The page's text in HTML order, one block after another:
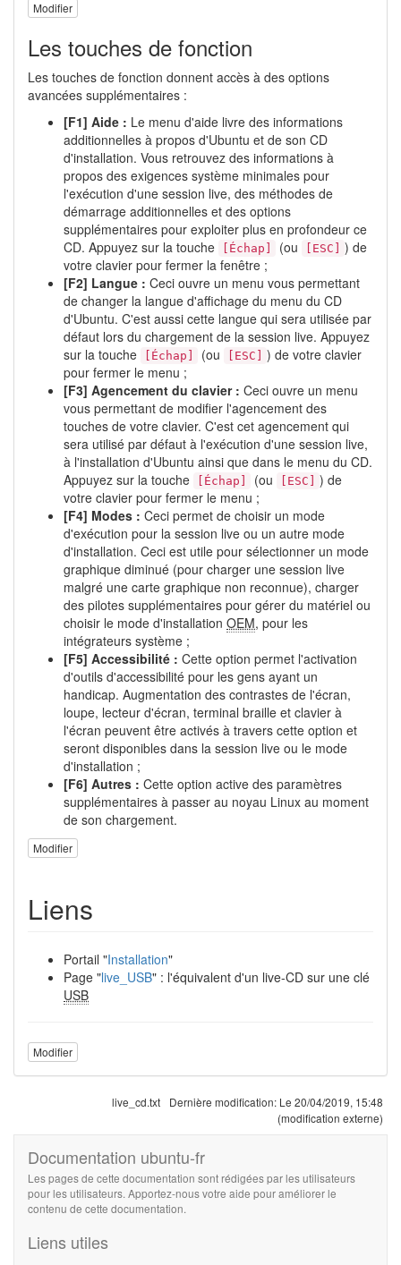
Modifier
Les touches de fonction
Les touches de fonction donnent accès à des options
avancées supplémentaires :
[F1] Aide : Le menu d'aide livre des informations
additionnelles à propos d'Ubuntu et de son CD
d'installation. Vous retrouvez des informations à
propos des exigences système minimales pour
l'exécution d'une session live, des méthodes de
démarrage additionnelles et des options
supplémentaires pour exploiter plus en profondeur ce
CD. Appuyez sur la touche
[Échap] (ou [ESC]
) de
votre clavier pour fermer la fenêtre ;
[F2] Langue : Ceci ouvre un menu vous permettant
de changer la langue d'affichage du menu du CD
d'Ubuntu. C'est aussi cette langue qui sera utilisée par
défaut lors du chargement de la session live. Appuyez
sur la touche
[Échap] (ou [ESC]
) de votre clavier
pour fermer le menu ;
[F3] Agencement du clavier : Ceci ouvre un menu
vous permettant de modifier l'agencement des
touches de votre clavier. C'est cet agencement qui
sera utilisé par défaut à l'exécution d'une session live,
à l'installation d'Ubuntu ainsi que dans le menu du CD.
Appuyez sur la touche
[Échap] (ou [ESC]
) de
votre clavier pour fermer le menu ;
[F4] Modes : Ceci permet de choisir un mode
d'exécution pour la session live ou un autre mode
d'installation. Ceci est utile pour sélectionner un mode
graphique diminué (pour charger une session live
malgré une carte graphique non reconnue), charger
des pilotes supplémentaires pour gérer du matériel ou
choisir le mode d'installation OEM, pour les
intégrateurs système ;
[F5] Accessibilité : Cette option permet l'activation
d'outils d'accessibilité pour les gens ayant un
handicap. Augmentation des contrastes de l'écran,
loupe, lecteur d'écran, terminal braille et clavier à
l'écran peuvent être activés à travers cette option et
seront disponibles dans la session live ou le mode
d'installation ;
[F6] Autres : Cette option active des paramètres
supplémentaires à passer au noyau Linux au moment
de son chargement.
Modifier
Liens
Portail "Installation"
Page "live_USB" : l'équivalent d'un live-CD sur une clé
USB
Modifier
live_cd.txt Dernière modification: Le 20/04/2019, 15:48
(modification externe)
Documentation ubuntu-fr
Les pages de cette documentation sont rédigées par les utilisateurs
pour les utilisateurs. Apportez-nous votre aide pour améliorer le
contenu de cette documentation.
Liens utiles